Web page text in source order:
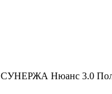
СУНЕРЖА Нюанс 3.0